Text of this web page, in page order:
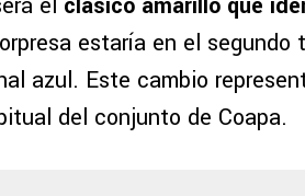
estaría en el segundo
azul. Este cambio
del conjunto de Coapa.